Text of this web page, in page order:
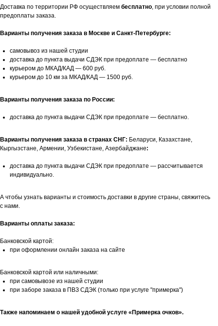
Доставка по территории РФ осуществляем бесплатно, при условии полной
предоплаты заказа.
Варианты получения заказа в Москве и Санкт-Петербурге:
самовывоз из нашей студии
доставка до пункта выдачи СДЭК при предоплате — бесплатно
курьером до МКАД/КАД — 600 руб.
курьером до 10 км за МКАД/КАД — 1500 руб.
Варианты получения заказа по России:
доставка до пункта выдачи СДЭК при предоплате — бесплатно.
Варианты получения заказа в странах СНГ: Беларуси, Казахстане,
Кыргызстане, Армении, Узбекистане, Азербайджане:
доставка до пункта выдачи СДЭК при предоплате — рассчитывается
индивидуально.
А чтобы узнать варианты и стоимость доставки в другие страны, свяжитесь
с нами.
Варианты оплаты заказа:
Банковской картой:
при оформлении онлайн заказа на сайте
Банковской картой или наличными:
при самовывозе из нашей студии
при заборе заказа в ПВЗ СДЭК (только при услуге "примерка")
Также напоминаем о нашей удобной услуге «Примерка очков».